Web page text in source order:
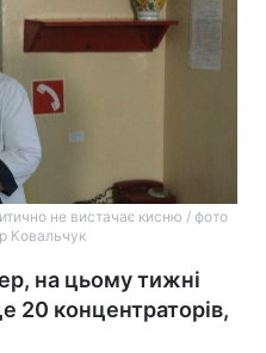
не вистачає кисню / фото
Ковальчук
на цьому тижні
20 концентраторів,